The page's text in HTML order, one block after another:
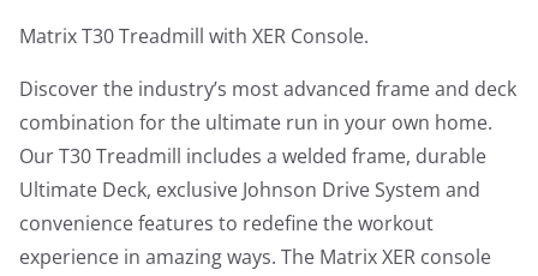
Matrix T30 Treadmill with XER Console.
Discover the industry’s most advanced frame and deck
combination for the ultimate run in your own home.
Our T30 Treadmill includes a welded frame, durable
Ultimate Deck, exclusive Johnson Drive System and
convenience features to redefine the workout
experience in amazing ways. The Matrix XER console